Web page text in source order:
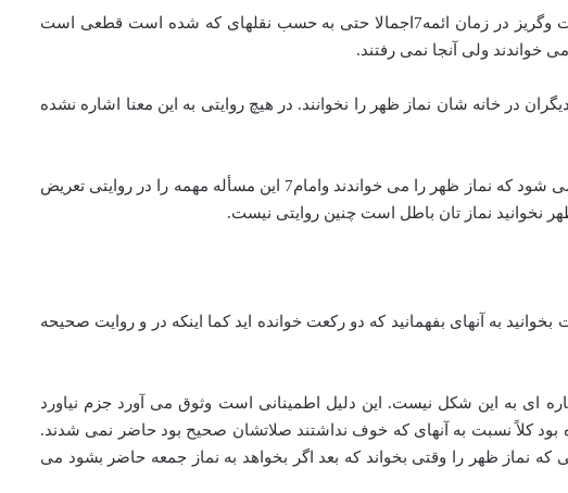
چون اصحاب ائمه بعضی ها اقامه می کردند امام فرمود که: « اذاکان سبعة امّهم بعضهم وخطبهم » این طور اقامه می شد گشت وگریز در زمان ائمه7اجمالا حتی به حسب نقلهای که شده است قطعی است
خواندند ولی آنجا نمی رفتند.
در خانه شان نماز ظهر را نخوانند. در هیچ روایتی به این معنا اشاره نشده
نماز جمعه مشروعه منعقد شده « اذا اجتمع سبعة امّهم بعضهم وخطبهم» با وجود انیکه اینطور می شد دیگران نمی آمدند. معلوم می شود که نماز ظهر را می خواندند وامام7 این مسأله مهمه را در روایتی تعریض
نخوانید نماز تان باطل است چنین روایتی نیست.
به آنهای بفهمانید که دو رکعت خوانده اید کما اینکه در و روایت صحیحه
ای به این شکل نیست. این دلیل اطمینانی است وثوق می آورد جزم نیاورد
کلاً نسبت به آنهای که خوف نداشتند صلاتشان صحیح بود حاضر نمی شدند.
ظهر را وقتی بخواند که بعد اگر بخواهد به نماز جمعه حاضر بشود می